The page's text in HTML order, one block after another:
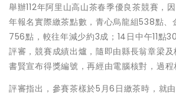
舉辦112年阿里山高山茶春季優良茶競賽，
年報名實際繳茶點數，青心烏龍組538點、
756點，較往年減少約3成；14日中午11點
評審，競賽成績出爐，隨即由縣長翁章梁
書賢宣布得獎編號，再經由電腦核對，過程
評審指出，參賽茶樣於5月6日繳茶時，就